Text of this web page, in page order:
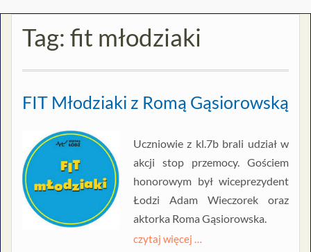
Tag: fit młodziaki
FIT Młodziaki z Romą Gąsiorowską
Uczniowie z kl.7b brali udział w
akcji stop przemocy. Gościem
honorowym był wiceprezydent
Łodzi Adam Wieczorek oraz
aktorka Roma Gąsiorowska.
czytaj więcej …